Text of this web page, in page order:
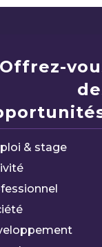
Offrez-
& stage